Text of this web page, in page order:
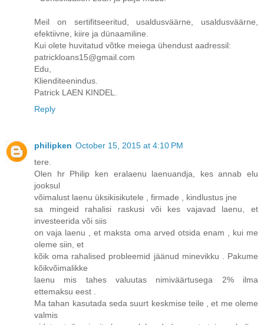
Meil on sertifitseeritud, usaldusväärne, usaldusväärne,
efektiivne, kiire ja dünaamiline.
Kui olete huvitatud võtke meiega ühendust aadressil:
patrickloans15@gmail.com
Edu,
Klienditeenindus.
Patrick LAEN KINDEL.
Reply
philipken October 15, 2015 at 4:10 PM
tere.
Olen hr Philip ken eralaenu laenuandja, kes annab elu
jooksul
võimalust laenu üksikisikutele , firmade , kindlustus jne
sa mingeid rahalisi raskusi või kes vajavad laenu, et
investeerida või siis
on vaja laenu , et maksta oma arved otsida enam , kui me
oleme siin, et
kõik oma rahalised probleemid jäänud minevikku . Pakume
kõikvõimalikke
laenu mis tahes valuutas nimiväärtusega 2% ilma
ettemaksu eest .
Ma tahan kasutada seda suurt keskmise teile , et me oleme
valmis